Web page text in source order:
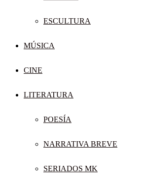
ESCULTURA
MÚSICA
CINE
LITERATURA
POESÍA
NARRATIVA BREVE
SERIADOS MK